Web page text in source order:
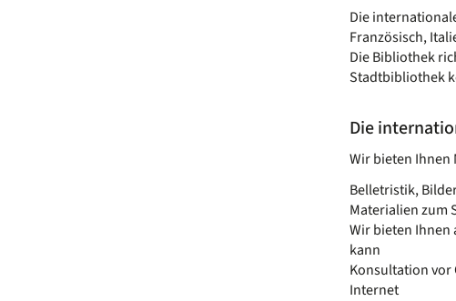
Die
Französisch,
Die Bibliothek
Stadtbibliothek
Die
Wir bieten Ihnen
Belletristik,
Materialien zum
Wir bieten Ihnen
kann
Konsultation vor
Internet